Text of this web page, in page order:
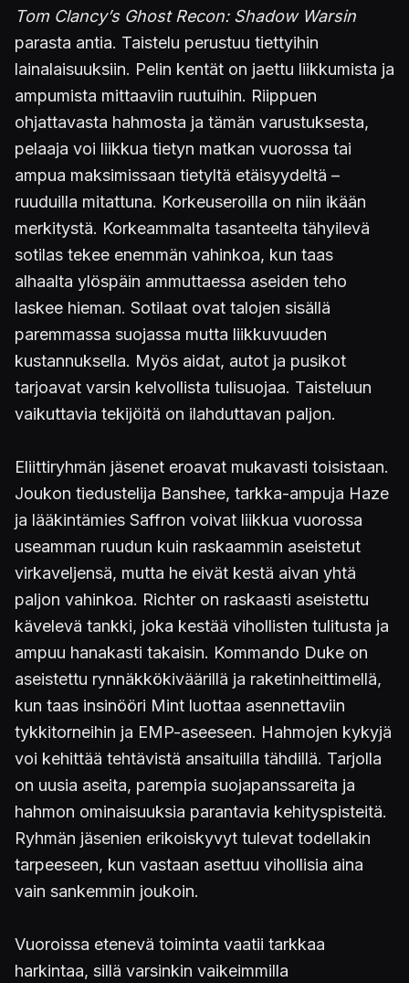
Tom Clancy’s Ghost Recon: Shadow Warsin
parasta antia. Taistelu perustuu tiettyihin
lainalaisuuksiin. Pelin kentät on jaettu liikkumista ja
ampumista mittaaviin ruutuihin. Riippuen
ohjattavasta hahmosta ja tämän varustuksesta,
pelaaja voi liikkua tietyn matkan vuorossa tai
ampua maksimissaan tietyltä etäisyydeltä –
ruuduilla mitattuna. Korkeuseroilla on niin ikään
merkitystä. Korkeammalta tasanteelta tähyilevä
sotilas tekee enemmän vahinkoa, kun taas
alhaalta ylöspäin ammuttaessa aseiden teho
laskee hieman. Sotilaat ovat talojen sisällä
paremmassa suojassa mutta liikkuvuuden
kustannuksella. Myös aidat, autot ja pusikot
tarjoavat varsin kelvollista tulisuojaa. Taisteluun
vaikuttavia tekijöitä on ilahduttavan paljon.
Eliittiryhmän jäsenet eroavat mukavasti toisistaan.
Joukon tiedustelija Banshee, tarkka-ampuja Haze
ja lääkintämies Saffron voivat liikkua vuorossa
useamman ruudun kuin raskaammin aseistetut
virkaveljensä, mutta he eivät kestä aivan yhtä
paljon vahinkoa. Richter on raskaasti aseistettu
kävelevä tankki, joka kestää vihollisten tulitusta ja
ampuu hanakasti takaisin. Kommando Duke on
aseistettu rynnäkkökiväärillä ja raketinheittimellä,
kun taas insinööri Mint luottaa asennettaviin
tykkitorneihin ja EMP-aseeseen. Hahmojen kykyjä
voi kehittää tehtävistä ansaituilla tähdillä. Tarjolla
on uusia aseita, parempia suojapanssareita ja
hahmon ominaisuuksia parantavia kehityspisteitä.
Ryhmän jäsenien erikoiskyvyt tulevat todellakin
tarpeeseen, kun vastaan asettuu vihollisia aina
vain sankemmin joukoin.
Vuoroissa etenevä toiminta vaatii tarkkaa
harkintaa, sillä varsinkin vaikeimmilla